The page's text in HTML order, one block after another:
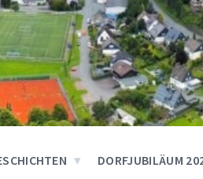
DORFJUBILÄUM